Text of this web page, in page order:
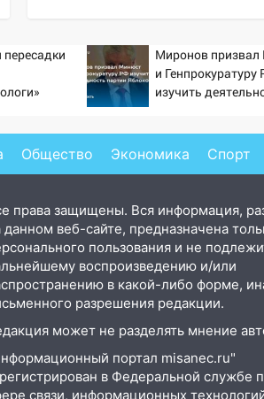
Миронов
и Генпрокуратуру
изучить
Общество Экономика Спорт
права защищены. Вся информация,
данном веб-сайте, предназначена
пользования и не
воспроизведению и/или
в какой-либо форме,
разрешения редакции.
может не разделять мнение
портал misanec.ru"
в Федеральной службе
связи, информационных